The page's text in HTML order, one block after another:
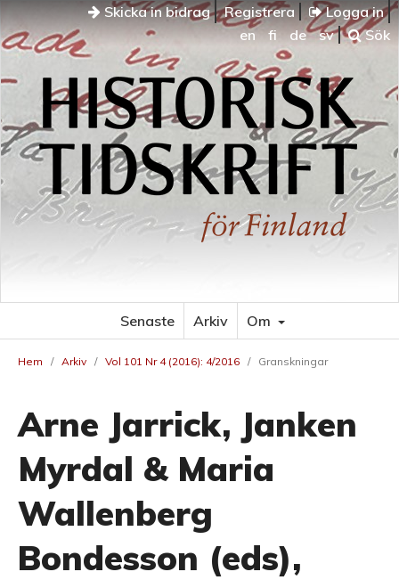
Skicka in bidrag Registrera
Logga in
en
fi de sv Sök
Senaste Arkiv Om
Hem / Arkiv / Vol 101 Nr 4 (2016): 4/2016 / Granskningar
Arne Jarrick, Janken
Myrdal & Maria
Wallenberg
Bondesson (eds),